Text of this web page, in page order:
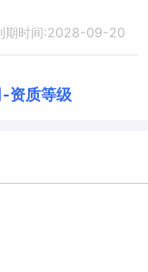
期时间:2028-09-20
-资质等级